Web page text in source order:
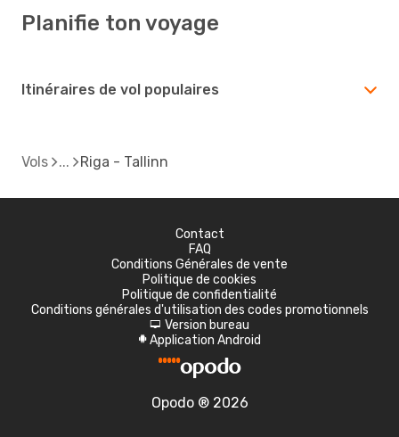
Planifie ton voyage
Itinéraires de vol populaires
Vols Riga - Tallinn
Contact
FAQ
Conditions Générales de vente
Politique de cookies
Politique de confidentialité
Conditions générales d'utilisation des codes promotionnels
d Version bureau
A Application Android
Opodo ® 2026